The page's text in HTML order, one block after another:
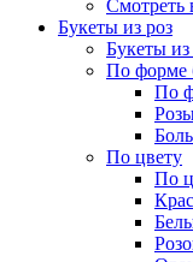
Смотреть
Букеты из роз
Букеты из
По форме
По
По цвету
По